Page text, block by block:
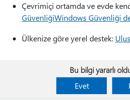
Çevrimiçi ortamda ve evde
GüvenliğiWindows Güvenliği
Ülkenize göre yerel destek:
Bu bilgi yararlı
Evet